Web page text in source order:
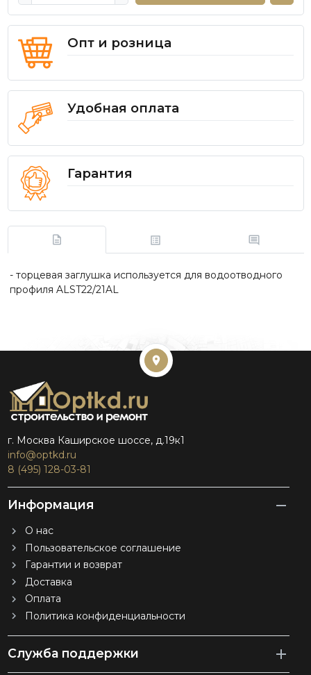
Опт и розница
Удобная оплата
Гарантия
- торцевая заглушка используется для водоотводного
профиля ALST22/21AL
г. Москва Каширское шоссе, д.19к1
info@optkd.ru
8 (495) 128-03-81
Информация
О нас
Пользовательское соглашение
Гарантии и возврат
Доставка
Оплата
Политика конфиденциальности
Служба поддержки